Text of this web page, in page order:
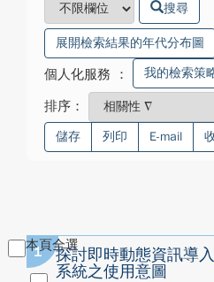
搜尋
展開檢索結果的年代分布圖
個人化服務 ： 我的檢索策
排序：
儲存 列印 E-mail
本頁全選
1
探討即時動態資訊導
系統之使用意圖